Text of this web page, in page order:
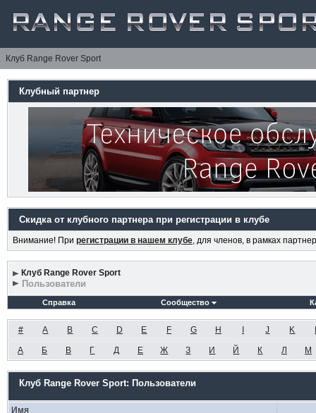
Клуб Range Rover Sport
Клубный партнер
Скидка от клубного партнера при регистрации в клубе
Внимание! При регистрации в нашем клубе, для членов, в рамках
Клуб Range Rover Sport
Пользователи
Справка Сообщество
# A B C D E F G H J K
А Б В Г Д Е Ж З И Й К Л М
Клуб Range Rover Sport: Пользователи
Имя